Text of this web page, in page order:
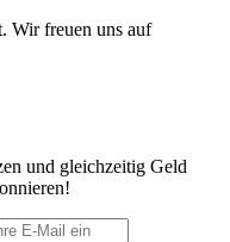
Wir freuen uns auf
und gleichzeitig Geld